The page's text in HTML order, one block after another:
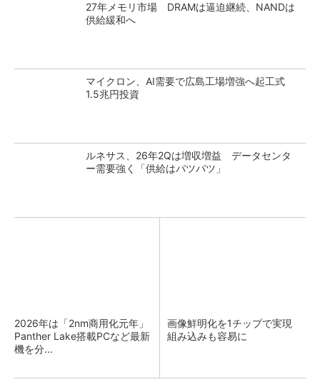
27年メモリ市場 DRAMは逼迫継続、NANDは
供給緩和へ
マイクロン、AI需要で広島工場増強へ起工式
1.5兆円投資
ルネサス、26年2Qは増収増益 データセンタ
ー需要強く「供給はパツパツ」
2026年は「2nm商用化元年」
Panther Lake搭載PCなど最新
機を分...
画像鮮明化を1チップで実現
組み込みも容易に